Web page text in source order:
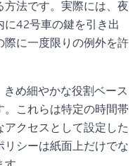
法です。実際には、夜
に42号車の鍵を引き出
際に一度限りの例外を許
きめ細やかな役割ベース
これらは特定の時間帯
クセスとして設定した
リシーは紙面上だけでな